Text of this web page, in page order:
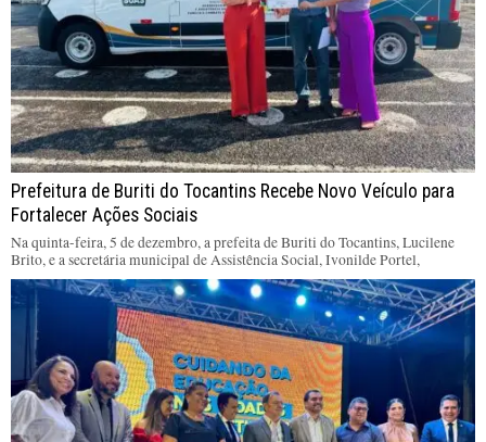
Prefeitura de Buriti do Tocantins Recebe Novo Veículo para
Fortalecer Ações Sociais
Na quinta-feira, 5 de dezembro, a prefeita de Buriti do Tocantins, Lucilene
Brito, e a secretária municipal de Assistência Social, Ivonilde Portel,